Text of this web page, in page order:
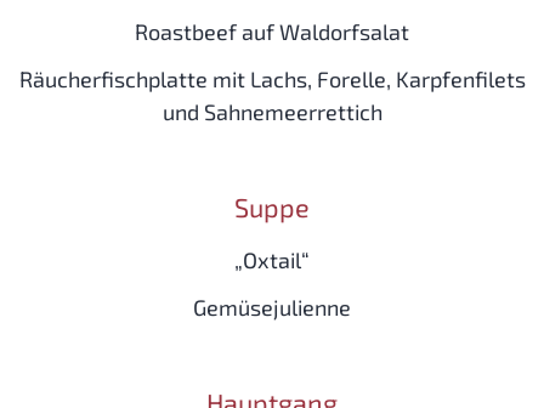
Roastbeef auf Waldorfsalat
Räucherfischplatte mit Lachs, Forelle, Karpfenfilets
und Sahnemeerrettich
Suppe
„Oxtail“
Gemüsejulienne